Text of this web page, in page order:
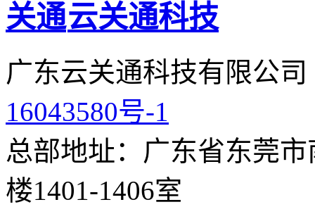
云关通科技
广东云关通科技有限公
16043580号-1
总部地址：广东省东莞
楼1401-1406室